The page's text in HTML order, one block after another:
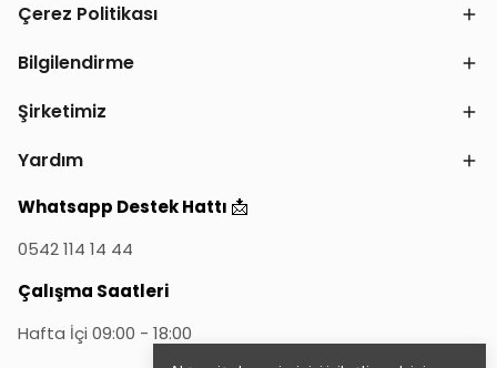
Çerez Politikası
Bilgilendirme
Şirketimiz
Yardım
Whatsapp Destek Hattı 📩
0542 114 14 44
Çalışma Saatleri
Hafta İçi 09:00 - 18:00